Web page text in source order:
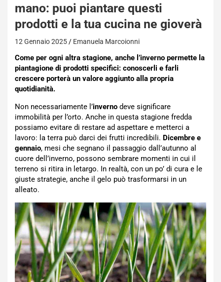
mano: puoi piantare questi
prodotti e la tua cucina ne gioverà
12 Gennaio 2025 Emanuela Marcoionni
Come per ogni altra stagione, anche l’inverno permette la
piantagione di prodotti specifici: conoscerli e farli
crescere porterà un valore aggiunto alla propria
quotidianità.
Non necessariamente l’inverno deve significare
immobilità per l’orto. Anche in questa stagione fredda
possiamo evitare di restare ad aspettare e metterci a
lavoro: la terra può darci dei frutti incredibili. Dicembre e
gennaio, mesi che segnano il passaggio dall’autunno al
cuore dell’inverno, possono sembrare momenti in cui il
terreno si ritira in letargo. In realtà, con un po’ di cura e le
giuste strategie, anche il gelo può trasformarsi in un
alleato.